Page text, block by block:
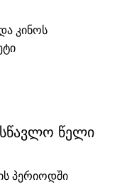
წელი
პერიოდში